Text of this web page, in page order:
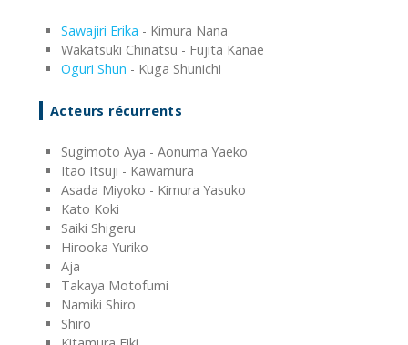
Sawajiri Erika - Kimura Nana
Wakatsuki Chinatsu - Fujita Kanae
Oguri Shun - Kuga Shunichi
Acteurs récurrents
Sugimoto Aya - Aonuma Yaeko
Itao Itsuji - Kawamura
Asada Miyoko - Kimura Yasuko
Kato Koki
Saiki Shigeru
Hirooka Yuriko
Aja
Takaya Motofumi
Namiki Shiro
Shiro